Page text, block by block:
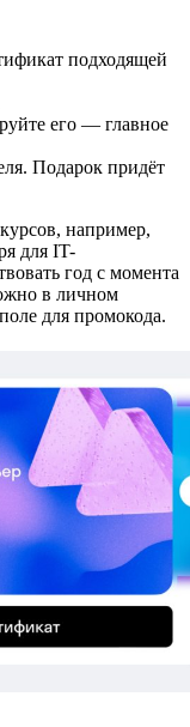
подходящей
его — главное
Подарок придёт
например,
для IT-
год с момента
в личном
для промокода.